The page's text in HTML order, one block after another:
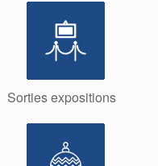
Sorties expositions